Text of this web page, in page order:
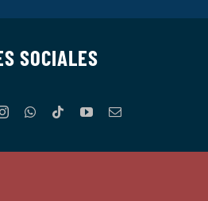
SOCIALES